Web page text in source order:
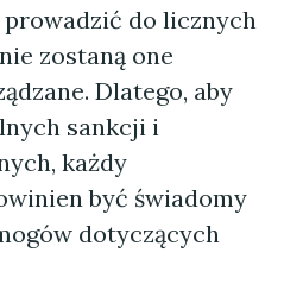
do licznych
zostaną one
Dlatego, aby
sankcji i
każdy
być świadomy
dotyczących